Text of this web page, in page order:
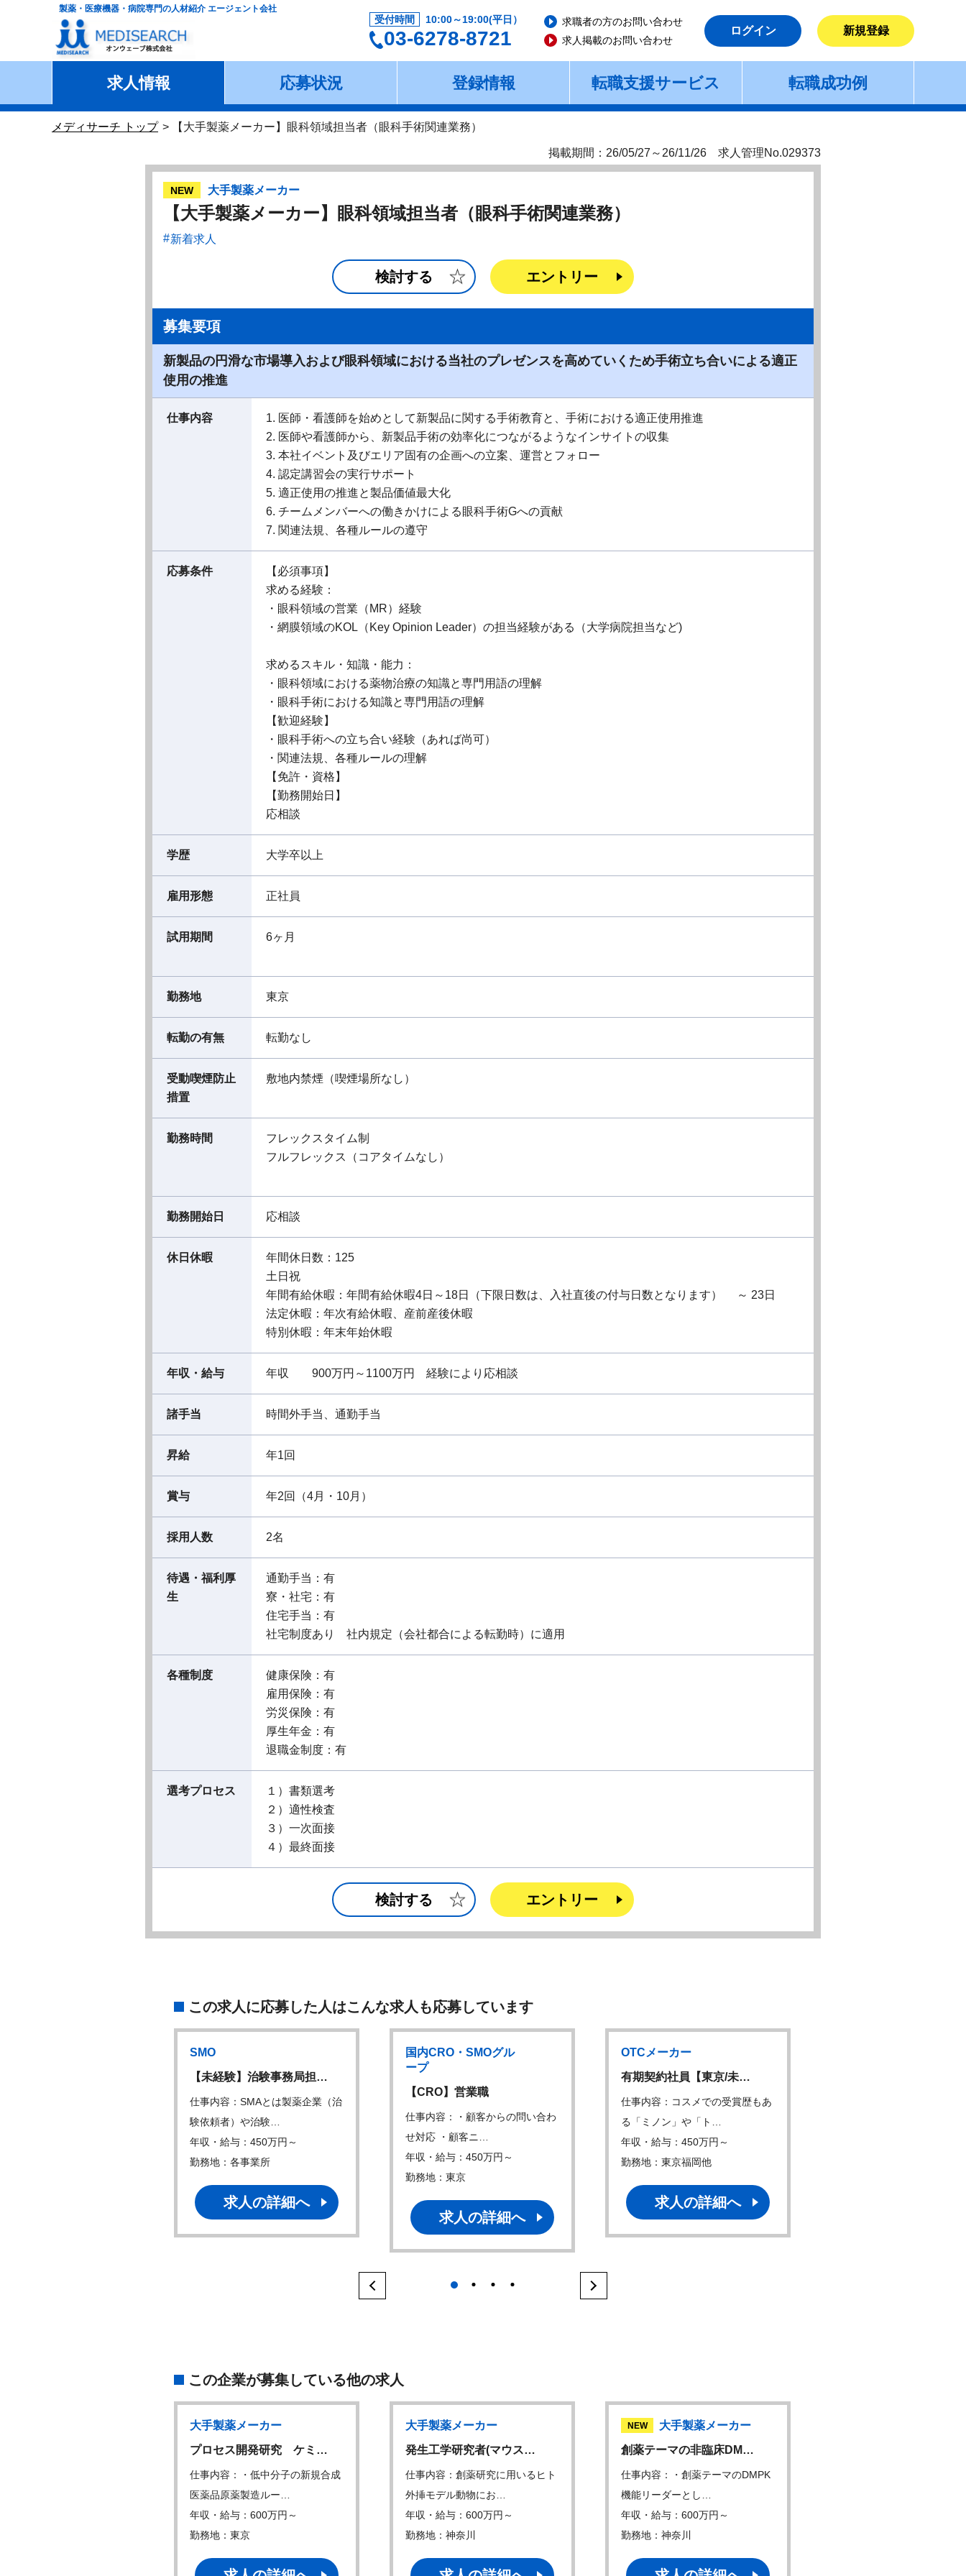
製薬・医療機器・病院専門の人材紹介 エージェント会社
受付時間 10:00～19:00(平日）
03-6278-8721
求職者の方のお問い合わせ
求人掲載のお問い合わせ
ログイン 新規登録
求人情報 応募状況 登録情報 転職支援サービス 転職成功例
メディサーチ トップ 【大手製薬メーカー】眼科領域担当者（眼科手術関連業務）
掲載期間：26/05/27～26/11/26 求人管理No.029373
NEW 大手製薬メーカー
【大手製薬メーカー】眼科領域担当者（眼科手術関連業務）
新着求人
検討する エントリー
募集要項
新製品の円滑な市場導入および眼科領域における当社のプレゼンスを高めていくため手術立ち合いによる適正
使用の推進
仕事内容
1. 医師・看護師を始めとして新製品に関する手術教育と、手術における適正使用推進
2. 医師や看護師から、新製品手術の効率化につながるようなインサイトの収集
3. 本社イベント及びエリア固有の企画への立案、運営とフォロー
4. 認定講習会の実行サポート
5. 適正使用の推進と製品価値最大化
6. チームメンバーへの働きかけによる眼科手術Gへの貢献
7. 関連法規、各種ルールの遵守
応募条件
【必須事項】
求める経験：
・眼科領域の営業（MR）経験
・網膜領域のKOL（Key Opinion Leader）の担当経験がある（大学病院担当など)
求めるスキル・知識・能力：
・眼科領域における薬物治療の知識と専門用語の理解
・眼科手術における知識と専門用語の理解
【歓迎経験】
・眼科手術への立ち合い経験（あれば尚可）
・関連法規、各種ルールの理解
【免許・資格】
【勤務開始日】
応相談
学歴 大学卒以上
雇用形態 正社員
試用期間 6ヶ月
勤務地 東京
転勤の有無 転勤なし
受動喫煙防止
措置
敷地内禁煙（喫煙場所なし）
勤務時間
フレックスタイム制
フルフレックス（コアタイムなし）
勤務開始日 応相談
休日休暇
年間休日数：125
土日祝
年間有給休暇：年間有給休暇4日～18日（下限日数は、入社直後の付与日数となります） ～ 23日
法定休暇：年次有給休暇、産前産後休暇
特別休暇：年末年始休暇
年収・給与 年収 900万円～1100万円 経験により応相談
諸手当 時間外手当、通勤手当
昇給 年1回
賞与 年2回（4月・10月）
採用人数 2名
待遇・福利厚
生
通勤手当：有
寮・社宅：有
住宅手当：有
社宅制度あり 社内規定（会社都合による転勤時）に適用
各種制度
健康保険：有
雇用保険：有
労災保険：有
厚生年金：有
退職金制度：有
選考プロセス
１）書類選考
２）適性検査
３）一次面接
４）最終面接
検討する エントリー
この求人に応募した人はこんな求人も応募しています
SMO
【未経験】治験事務局担…
仕事内容：SMAとは製薬企業（治
験依頼者）や治験…
年収・給与：450万円～
勤務地：各事業所
求人の詳細へ
国内CRO・SMOグル
ープ
【CRO】営業職
仕事内容：・顧客からの問い合わ
せ対応 ・顧客ニ…
年収・給与：450万円～
勤務地：東京
求人の詳細へ
OTCメーカー
有期契約社員【東京/未…
仕事内容：コスメでの受賞歴もあ
る「ミノン」や「ト…
年収・給与：450万円～
勤務地：東京福岡他
求人の詳細へ
1
この企業が募集している他の求人
大手製薬メーカー
プロセス開発研究 ケミ…
仕事内容：・低中分子の新規合成
医薬品原薬製造ルー…
年収・給与：600万円～
勤務地：東京
大手製薬メーカー
発生工学研究者(マウス…
仕事内容：創薬研究に用いるヒト
外挿モデル動物にお…
年収・給与：600万円～
勤務地：神奈川
NEW
大手製薬メーカー
創薬テーマの非臨床DM…
仕事内容：・創薬テーマのDMPK
機能リーダーとし…
年収・給与：600万円～
勤務地：神奈川